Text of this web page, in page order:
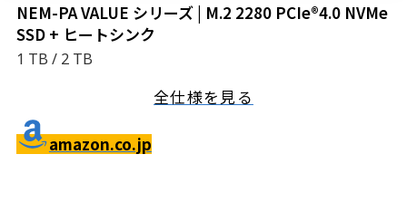
NEM-PA VALUE シリーズ | M.2 2280 PCIe®4.0 NVMe
SSD + ヒートシンク
1 TB / 2 TB
全仕様を見る
amazon.co.jp